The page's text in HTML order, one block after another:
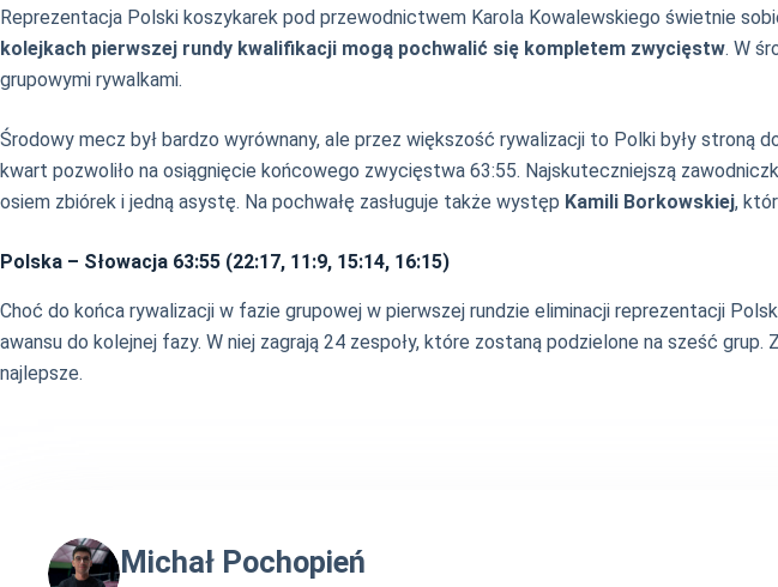
Reprezentacja Polski koszykarek pod przewodnictwem Karola Kowalewskiego świetnie
kolejkach pierwszej rundy kwalifikacji mogą pochwalić się kompletem zwycięstw. W
grupowymi rywalkami.
Środowy mecz był bardzo wyrównany, ale przez większość rywalizacji to Polki były stroną
kwart pozwoliło na osiągnięcie końcowego zwycięstwa 63:55. Najskuteczniejszą
osiem zbiórek i jedną asystę. Na pochwałę zasługuje także występ Kamili Borkowskiej,
Polska – Słowacja 63:55 (22:17, 11:9, 15:14, 16:15)
Choć do końca rywalizacji w fazie grupowej w pierwszej rundzie eliminacji reprezentacji
awansu do kolejnej fazy. W niej zagrają 24 zespoły, które zostaną podzielone na sześć
najlepsze.
Michał Pochopień